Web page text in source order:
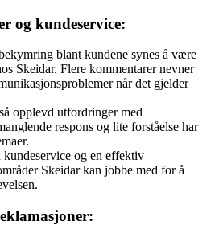
og kundeservice:
blant kundene synes å være
Skeidar. Flere kommentarer nevner
når det gjelder
opplevd utfordringer med
respons og lite forståelse har
og en effektiv
Skeidar kan jobbe med for å